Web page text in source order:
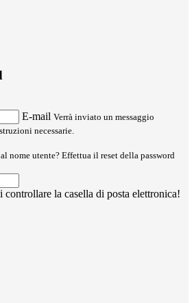
E-mail Verrà inviato un messaggio
necessarie.
nome utente? Effettua il reset della password
la casella di posta elettronica!